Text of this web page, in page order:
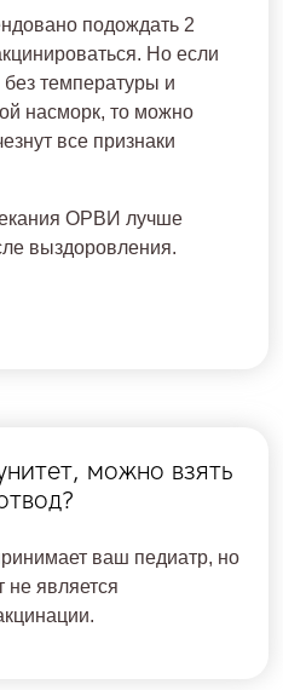
подождать 2
Но если
температуры и
насморк, то можно
все признаки
ОРВИ лучше
выздоровления.
можно взять
ваш педиатр, но
является